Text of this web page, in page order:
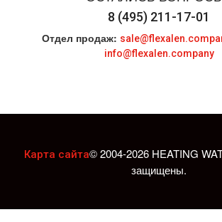
8 (495) 211-17-01
Отдел продаж:
info@flexalen.company
Карта сайта© 2004-2026 HEATING
защищены.